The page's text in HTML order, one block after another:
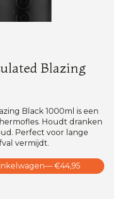
Blazing
Black 1000ml is een
Houdt dranken
Perfect voor lange
vermijdt.
— €44,95